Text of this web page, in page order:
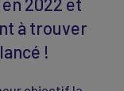
à trouver
!